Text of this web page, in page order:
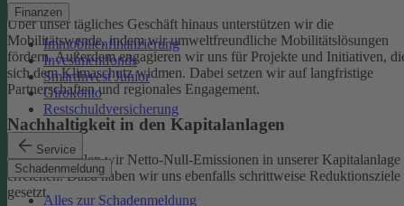
Finanzen
Immobilienfinanzierung
Investmentfonds
SmartInvest Junior
Girokonto
Restschuldversicherung
Service
Schadenmeldung
Alles zur Schadenmeldung
Über unser tägliches Geschäft hinaus unterstützen wir die
Mobilitätswende, indem wir umweltfreundliche Mobilitätslösungen
fördern. Außerdem engagieren wir uns für Projekte und Initiativen,
sich dem Klimaschutz widmen. Dabei setzen wir auf langfristige
Partnerschaften und regionales Engagement.
Nachhaltigkeit in den Kapitalanlagen
Bis 2050 wollen wir Netto-Null-Emissionen in unserer Kapitalanlage
erreichen. Dazu haben wir uns ebenfalls schrittweise Reduktionsziele
gesetzt.